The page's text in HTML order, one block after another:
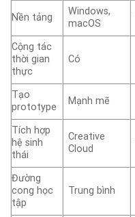
Nền tảng
Windows,
macOS
Cộng tác
thời gian
thực
Có
Tạo
prototype
Mạnh mẽ
Tích hợp
hệ sinh
thái
Creative
Cloud
Đường
cong học
tập
Trung bình